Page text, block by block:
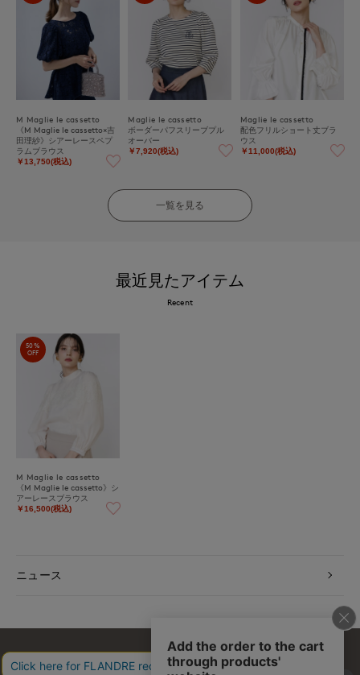
M Maglie le cassetto
《M Maglie le cassetto×吉
田理紗》シアーレースペプ
ラムブラウス
￥13,750(税込)
Maglie le cassetto
ボーダーパフスリーブプル
オーバー
￥7,920(税込)
Maglie le cassetto
配色フリルショート丈ブラ
ウス
￥11,000(税込)
一覧を見る
最近見たアイテム
Recent
50%
OFF
M Maglie le cassetto
《M Maglie le cassetto》シ
アーレースブラウス
￥16,500(税込)
ニュース